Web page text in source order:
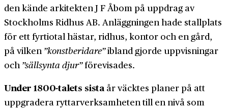
den kände arkitekten J F Åbom på uppdrag av
Stockholms Ridhus AB. Anläggningen hade stallplats
för ett fyrtiotal hästar, ridhus, kontor och en gård,
på vilken ”konstberidare”ibland gjorde uppvisningar
och ”sällsynta djur”förevisades.
Under 1800-talets sistaår väcktes planer på att
uppgradera ryttarverksamheten till en nivå som